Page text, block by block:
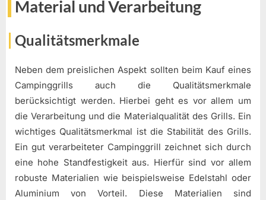
Material und Verarbeitung
Qualitätsmerkmale
Neben dem preislichen Aspekt sollten beim Kauf eines
Campinggrills auch die Qualitätsmerkmale
berücksichtigt werden. Hierbei geht es vor allem um
die Verarbeitung und die Materialqualität des Grills. Ein
wichtiges Qualitätsmerkmal ist die Stabilität des Grills.
Ein gut verarbeiteter Campinggrill zeichnet sich durch
eine hohe Standfestigkeit aus. Hierfür sind vor allem
robuste Materialien wie beispielsweise Edelstahl oder
Aluminium von Vorteil. Diese Materialien sind